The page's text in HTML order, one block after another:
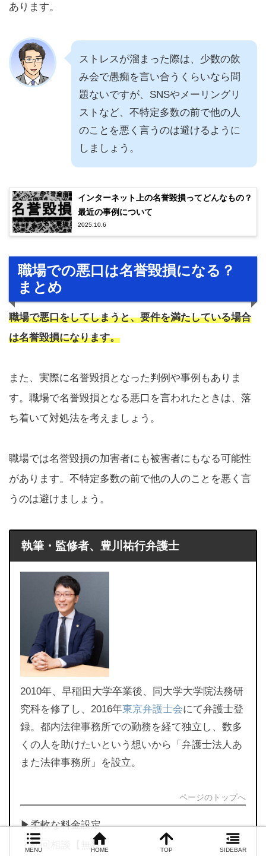
あります。
ストレスが溜まった際は、少数の飲
み会で愚痴を言い合うくらいなら問
題ないですが、SNSやメーリングリ
ストなど、不特定多数の前で他の人
のことを悪く言うのは避けるように
しましょう。
インターネット上の名誉毀損ってどんなもの？
最近の事例について
2025.10.6
職場での悪口は名誉毀損になる？
まとめ
職場で悪口をしてしまうと、要件を満たしている場合
は名誉毀損になります。
また、実際に名誉毀損となった判例や事例もありま
す。職場で名誉毀損となる悪口を言われたときは、落
ち着いて対処法を考えましょう。
職場では名誉毀損の加害者にも被害者にもなる可能性
があります。不特定多数の前で他の人のことを悪く言
うのは避けましょう。
執筆・監修者、豊川祐行弁護士
2010年、早稲田大学卒業後、同大学大学院法務研
究科を修了し、2016年東京弁護士会にて弁護士登
録。都内法律事務所での勤務を経て独立し、数多
くの人を助けたいという想いから「弁護士法人あ
また法律事務所」を設立。
ページのトップへ
▶︎柔軟な料金設定
・初回相談【無料】
MENU HOME TOP SIDEBAR